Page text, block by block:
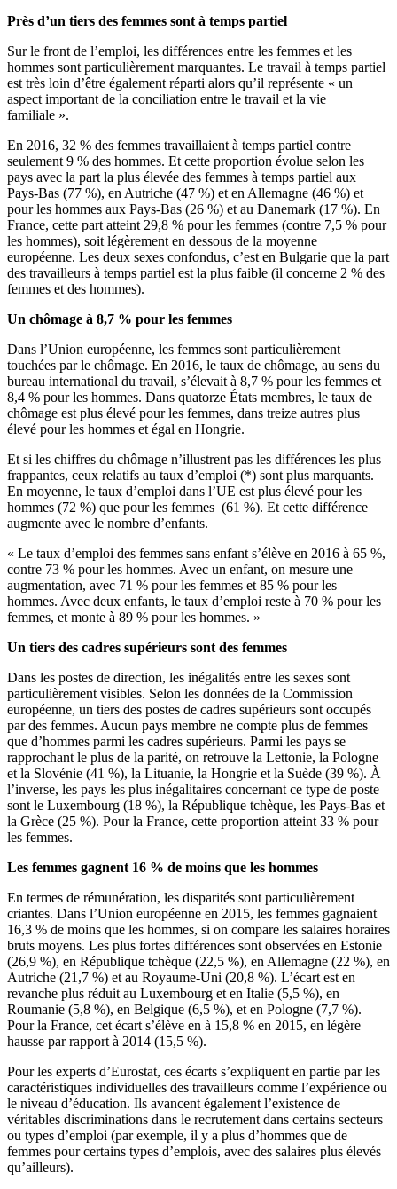
Près d’un tiers des femmes sont à temps partiel
Sur le front de l’emploi, les différences entre les femmes et les
hommes sont particulièrement marquantes. Le travail à temps partiel
est très loin d’être également réparti alors qu’il représente « un
aspect important de la conciliation entre le travail et la vie
familiale ».
En 2016, 32 % des femmes travaillaient à temps partiel contre
seulement 9 % des hommes. Et cette proportion évolue selon les
pays avec la part la plus élevée des femmes à temps partiel aux
Pays-Bas (77 %), en Autriche (47 %) et en Allemagne (46 %) et
pour les hommes aux Pays-Bas (26 %) et au Danemark (17 %). En
France, cette part atteint 29,8 % pour les femmes (contre 7,5 % pour
les hommes), soit légèrement en dessous de la moyenne
européenne. Les deux sexes confondus, c’est en Bulgarie que la part
des travailleurs à temps partiel est la plus faible (il concerne 2 % des
femmes et des hommes).
Un chômage à 8,7 % pour les femmes
Dans l’Union européenne, les femmes sont particulièrement
touchées par le chômage. En 2016, le taux de chômage, au sens du
bureau international du travail, s’élevait à 8,7 % pour les femmes et
8,4 % pour les hommes. Dans quatorze États membres, le taux de
chômage est plus élevé pour les femmes, dans treize autres plus
élevé pour les hommes et égal en Hongrie.
Et si les chiffres du chômage n’illustrent pas les différences les plus
frappantes, ceux relatifs au taux d’emploi (*) sont plus marquants.
En moyenne, le taux d’emploi dans l’UE est plus élevé pour les
hommes (72 %) que pour les femmes (61 %). Et cette différence
augmente avec le nombre d’enfants.
« Le taux d’emploi des femmes sans enfant s’élève en 2016 à 65 %,
contre 73 % pour les hommes. Avec un enfant, on mesure une
augmentation, avec 71 % pour les femmes et 85 % pour les
hommes. Avec deux enfants, le taux d’emploi reste à 70 % pour les
femmes, et monte à 89 % pour les hommes. »
Un tiers des cadres supérieurs sont des femmes
Dans les postes de direction, les inégalités entre les sexes sont
particulièrement visibles. Selon les données de la Commission
européenne, un tiers des postes de cadres supérieurs sont occupés
par des femmes. Aucun pays membre ne compte plus de femmes
que d’hommes parmi les cadres supérieurs. Parmi les pays se
rapprochant le plus de la parité, on retrouve la Lettonie, la Pologne
et la Slovénie (41 %), la Lituanie, la Hongrie et la Suède (39 %). À
l’inverse, les pays les plus inégalitaires concernant ce type de poste
sont le Luxembourg (18 %), la République tchèque, les Pays-Bas et
la Grèce (25 %). Pour la France, cette proportion atteint 33 % pour
les femmes.
Les femmes gagnent 16 % de moins que les hommes
En termes de rémunération, les disparités sont particulièrement
criantes. Dans l’Union européenne en 2015, les femmes gagnaient
16,3 % de moins que les hommes, si on compare les salaires horaires
bruts moyens. Les plus fortes différences sont observées en Estonie
(26,9 %), en République tchèque (22,5 %), en Allemagne (22 %), en
Autriche (21,7 %) et au Royaume-Uni (20,8 %). L’écart est en
revanche plus réduit au Luxembourg et en Italie (5,5 %), en
Roumanie (5,8 %), en Belgique (6,5 %), et en Pologne (7,7 %).
Pour la France, cet écart s’élève en à 15,8 % en 2015, en légère
hausse par rapport à 2014 (15,5 %).
Pour les experts d’Eurostat, ces écarts s’expliquent en partie par les
caractéristiques individuelles des travailleurs comme l’expérience ou
le niveau d’éducation. Ils avancent également l’existence de
véritables discriminations dans le recrutement dans certains secteurs
ou types d’emploi (par exemple, il y a plus d’hommes que de
femmes pour certains types d’emplois, avec des salaires plus élevés
qu’ailleurs).